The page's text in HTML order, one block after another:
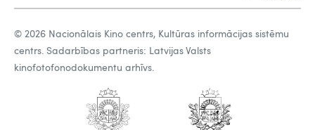
© 2026 Nacionālais Kino centrs, Kultūras informācijas sistēmu
centrs. Sadarbības partneris: Latvijas Valsts
kinofotofonodokumentu arhīvs.